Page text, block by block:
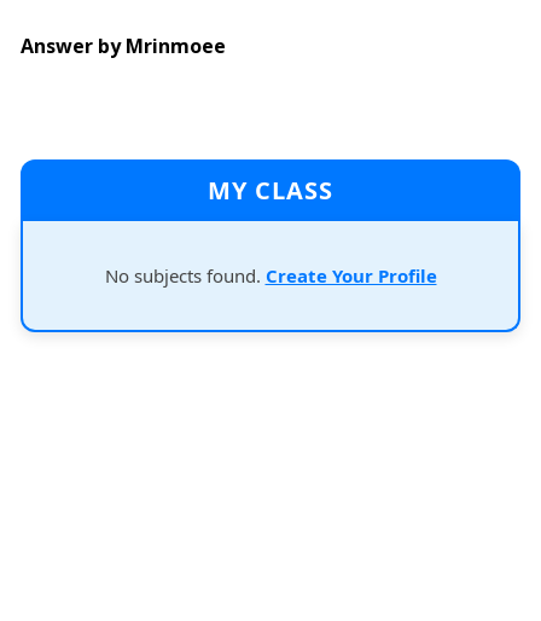
Answer by Mrinmoee
MY CLASS
No subjects found. Create Your Profile